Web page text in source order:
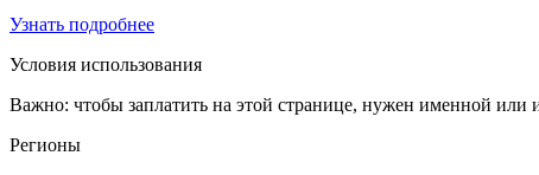
Узнать подробнее
Условия использования
Важно: чтобы заплатить на этой странице, нужен именной
Регионы